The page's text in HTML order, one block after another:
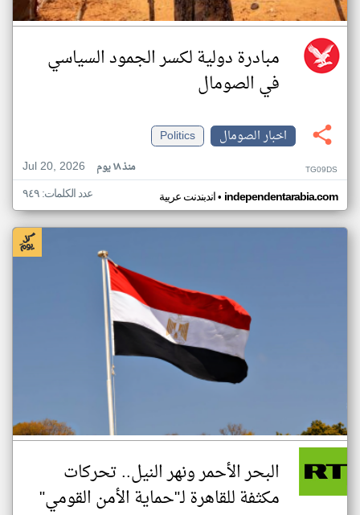
مبادرة دولية لكسر الجمود السياسي
في الصومال
اخبار الصومال
Politics
Jul 20, 2026
منذ ١٨ يوم TG09DS
اندبندنت عربية• independentarabia.com عدد الكلمات: ٩٤٩
البحر الأحمر ونهر النيل.. تحركات
مكثفة للقاهرة لـ"حماية الأمن القومي"